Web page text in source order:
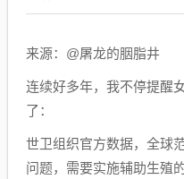
来源：@屠龙的胭脂井
连续好多年，我不停提醒
了：
世卫组织官方数据，全球
问题，需要实施辅助生殖